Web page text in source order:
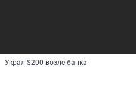
Украл $200 возле банка